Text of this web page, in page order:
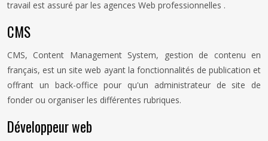
travail est assuré par les agences Web professionnelles .
CMS
CMS, Content Management System, gestion de contenu en
français, est un site web ayant la fonctionnalités de publication et
offrant un back-office pour qu'un administrateur de site de
fonder ou organiser les différentes rubriques.
Développeur web